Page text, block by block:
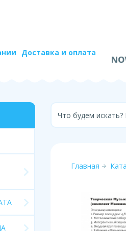
Доставка и оплата
Что будем
Главная